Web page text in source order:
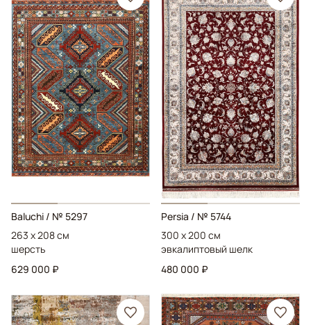
Baluchi / № 5297
263 x 208 см
шерсть
629 000 ₽
Persia / № 5744
300 x 200 см
эвкалиптовый шелк
480 000 ₽